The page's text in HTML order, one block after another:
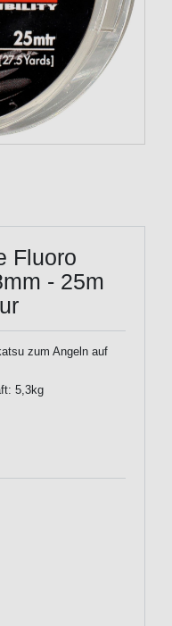
Fluoro
- 25m
zum Angeln auf
5,3kg